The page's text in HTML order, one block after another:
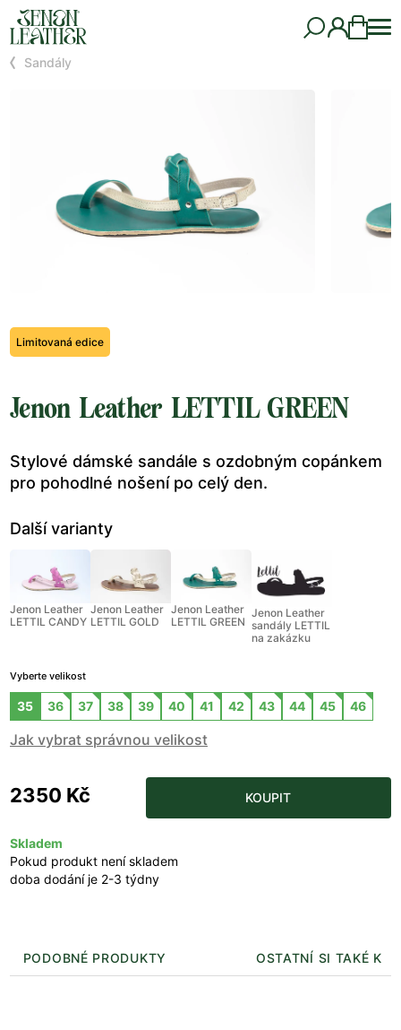
Sandály
Limitovaná edice
Jenon Leather LETTIL GREEN
Stylové dámské sandále s ozdobným copánkem
pro pohodlné nošení po celý den.
Další varianty
Jenon Leather
LETTIL CANDY
Jenon Leather
LETTIL GOLD
Jenon Leather
LETTIL GREEN
Jenon Leather
sandály LETTIL
na zakázku
Vyberte velikost
35 36 37 38 39 40 41 42 43 44 45 46
Jak vybrat správnou velikost
2350 Kč KOUPIT
Skladem
Pokud produkt není skladem
doba dodání je 2-3 týdny
PODOBNÉ PRODUKTY OSTATNÍ SI TAKÉ